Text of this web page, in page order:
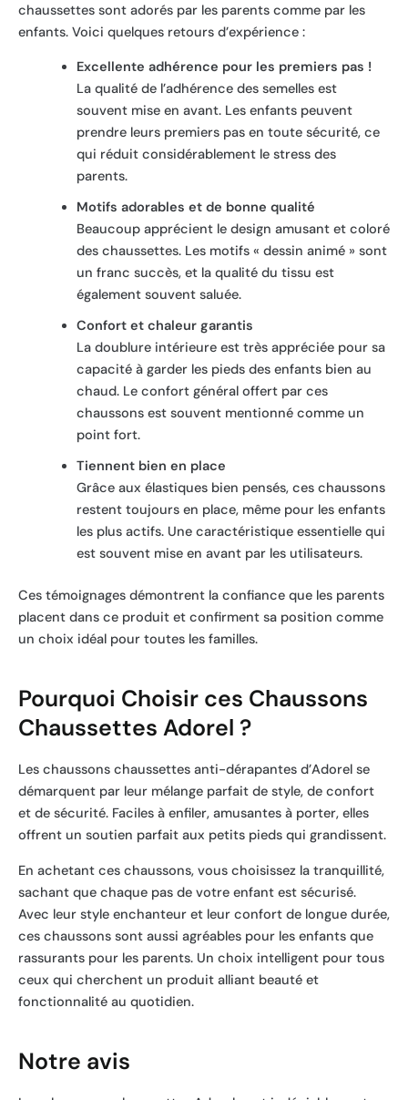
chaussettes sont adorés par les parents comme par les
enfants. Voici quelques retours d’expérience :
Excellente adhérence pour les premiers pas !
La qualité de l’adhérence des semelles est
souvent mise en avant. Les enfants peuvent
prendre leurs premiers pas en toute sécurité, ce
qui réduit considérablement le stress des
parents.
Motifs adorables et de bonne qualité
Beaucoup apprécient le design amusant et coloré
des chaussettes. Les motifs « dessin animé » sont
un franc succès, et la qualité du tissu est
également souvent saluée.
Confort et chaleur garantis
La doublure intérieure est très appréciée pour sa
capacité à garder les pieds des enfants bien au
chaud. Le confort général offert par ces
chaussons est souvent mentionné comme un
point fort.
Tiennent bien en place
Grâce aux élastiques bien pensés, ces chaussons
restent toujours en place, même pour les enfants
les plus actifs. Une caractéristique essentielle qui
est souvent mise en avant par les utilisateurs.
Ces témoignages démontrent la confiance que les parents
placent dans ce produit et confirment sa position comme
un choix idéal pour toutes les familles.
Pourquoi Choisir ces Chaussons
Chaussettes Adorel ?
Les chaussons chaussettes anti-dérapantes d’Adorel se
démarquent par leur mélange parfait de style, de confort
et de sécurité. Faciles à enfiler, amusantes à porter, elles
offrent un soutien parfait aux petits pieds qui grandissent.
En achetant ces chaussons, vous choisissez la tranquillité,
sachant que chaque pas de votre enfant est sécurisé.
Avec leur style enchanteur et leur confort de longue durée,
ces chaussons sont aussi agréables pour les enfants que
rassurants pour les parents. Un choix intelligent pour tous
ceux qui cherchent un produit alliant beauté et
fonctionnalité au quotidien.
Notre avis